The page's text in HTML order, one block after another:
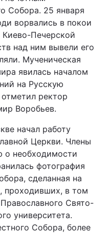
Собора. 25 января
ворвались в покои
Печерской
над ним вывели его
Мученическая
явилась началом
на Русскую
ректор
Воробьев.
начал работу
Церкви. Члены
необходимости
фотография
сделанная на
проходивших, в том
Свято-
университета.
Собора, более